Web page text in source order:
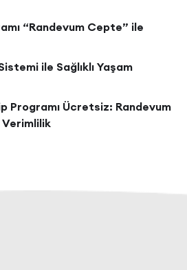
“Randevum Cepte” ile
ile Sağlıklı Yaşam
Programı Ücretsiz: Randevum
Verimlilik